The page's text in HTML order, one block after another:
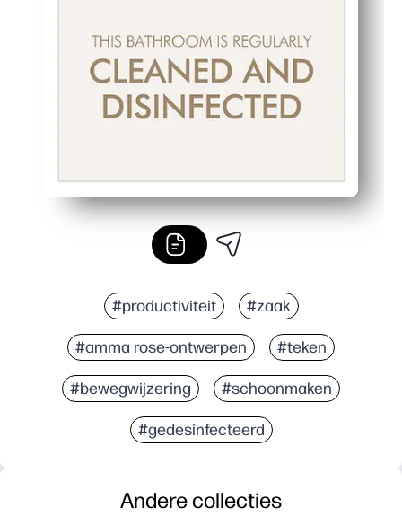
#productiviteit #zaak
#amma rose-ontwerpen #teken
#bewegwijzering #schoonmaken
#gedesinfecteerd
Andere collecties